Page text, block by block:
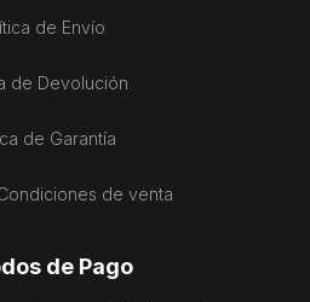
de Envío
de Devolución
de Garantía
de venta
de Pago